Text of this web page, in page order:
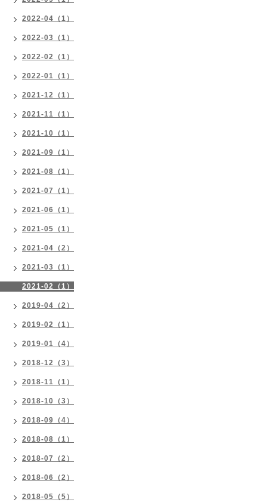
2022-04（1）
2022-03（1）
2022-02（1）
2022-01（1）
2021-12（1）
2021-11（1）
2021-10（1）
2021-09（1）
2021-08（1）
2021-07（1）
2021-06（1）
2021-05（1）
2021-04（2）
2021-03（1）
2021-02（1）
2019-04（2）
2019-02（1）
2019-01（4）
2018-12（3）
2018-11（1）
2018-10（3）
2018-09（4）
2018-08（1）
2018-07（2）
2018-06（2）
2018-05（5）